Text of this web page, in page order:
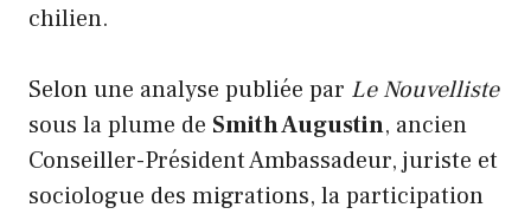
chilien.
Selon une analyse publiée par Le Nouvelliste
sous la plume de Smith Augustin, ancien
Conseiller-Président Ambassadeur, juriste et
sociologue des migrations, la participation